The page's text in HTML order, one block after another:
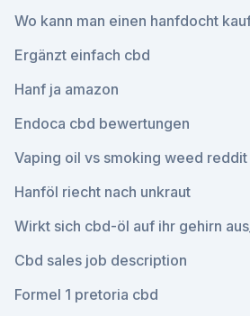
Wo kann man einen hanfdocht
Ergänzt einfach cbd
Hanf ja amazon
Endoca cbd bewertungen
Vaping oil vs smoking weed reddit
Hanföl riecht nach unkraut
Wirkt sich cbd-öl auf ihr gehirn aus_
Cbd sales job description
Formel 1 pretoria cbd